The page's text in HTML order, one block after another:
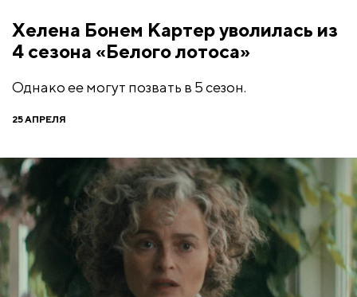
Хелена Бонем Картер уволилась из
4 сезона «Белого лотоса»
Однако ее могут позвать в 5 сезон.
25 АПРЕЛЯ